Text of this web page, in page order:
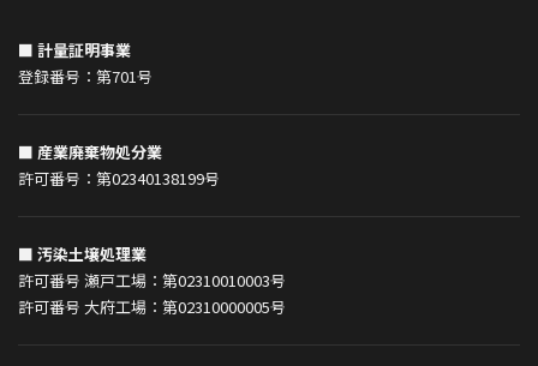
■ 計量証明事業
登録番号：第701号
■ 産業廃棄物処分業
許可番号：第02340138199号
■ 汚染土壌処理業
許可番号 瀬戸工場：第02310010003号
許可番号 大府工場：第02310000005号